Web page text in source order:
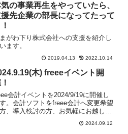
の事業再生をやっていたら、
先企業の部長になってたって
がわ下り株式会社への支援を紹介し
ます。
2019.04.13 2022.10.14
木) freeeイベント開
会計イベントを2024/9/19に開催し
。会計ソフトをfreee会計へ変更希望
、導入検討の方、お気軽にお越しく
2024.09.12